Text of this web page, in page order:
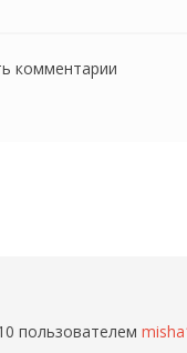
комментарии
пользователем